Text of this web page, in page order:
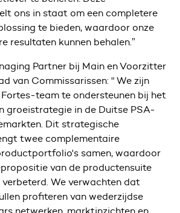
ons in staat om een completere
te bieden, waardoor onze
resultaten kunnen behalen.”
Partner bij Main en Voorzitter
van Commissarissen: " We zijn
team te ondersteunen bij het
groeistrategie in de Duitse PSA-
Dit strategische
twee complementaire
samen, waardoor
van de productensuite
We verwachten dat
profiteren van wederzijdse